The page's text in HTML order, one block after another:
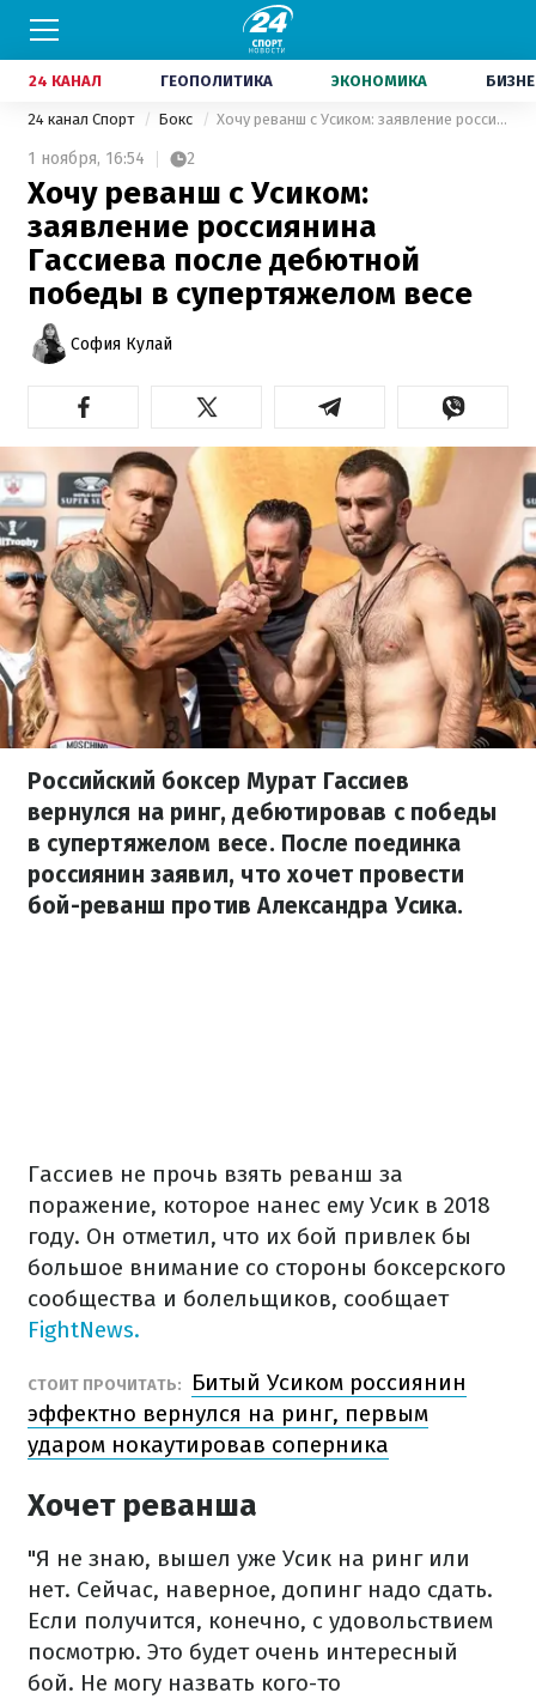
24 КАНАЛ ГЕОПОЛИТИКА ЭКОНОМИКА
24 канал Спорт Бокс Хочу реванш с Усиком: заявление россиянина Гассиева после дебютной победы в супертяжелом весе
1 ноября, 16:54 2
Хочу реванш с Усиком:
заявление россиянина
Гассиева после дебютной
победы в супертяжелом весе
София Кулай
Российский боксер Мурат Гассиев
вернулся на ринг, дебютировав с победы
в супертяжелом весе. После поединка
россиянин заявил, что хочет провести
бой-реванш против Александра Усика.
Гассиев не прочь взять реванш за
поражение, которое нанес ему Усик в 2018
году. Он отметил, что их бой привлек бы
большое внимание со стороны боксерского
сообщества и болельщиков, сообщает
FightNews.
СТОИТ ПРОЧИТАТЬ:
Битый Усиком россиянин
эффектно вернулся на ринг, первым
ударом нокаутировав соперника
Хочет реванша
"Я не знаю, вышел уже Усик на ринг или
нет. Сейчас, наверное, допинг надо сдать.
Если получится, конечно, с удовольствием
посмотрю. Это будет очень интересный
бой. Не могу назвать кого-то